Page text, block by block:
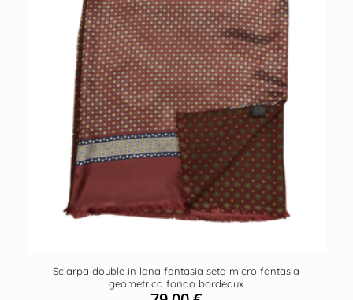
Sciarpa double in lana fantasia seta micro fantasia
geometrica fondo bordeaux